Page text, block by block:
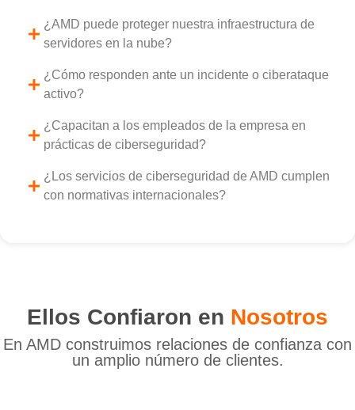
¿AMD puede proteger nuestra infraestructura de
servidores en la nube?
¿Cómo responden ante un incidente o ciberataque
activo?
¿Capacitan a los empleados de la empresa en
prácticas de ciberseguridad?
¿Los servicios de ciberseguridad de AMD cumplen
con normativas internacionales?
Ellos Confiaron en Nosotros
En AMD construimos relaciones de confianza con
un amplio número de clientes.